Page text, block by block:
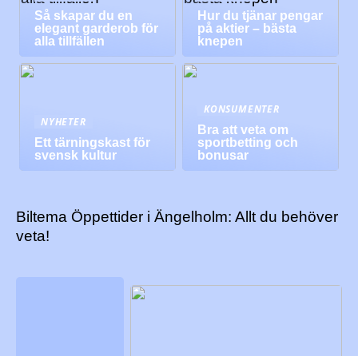
Så skapar du en
elegant garderob för
alla tillfällen
Hur du tjänar pengar
på aktier – bästa
knepen
NYHETER
Ett tärningskast för
svensk kultur
KONSUMENTER
Bra att veta om
sportbetting och
bonusar
Biltema Öppettider i Ängelholm: Allt du behöver
veta!